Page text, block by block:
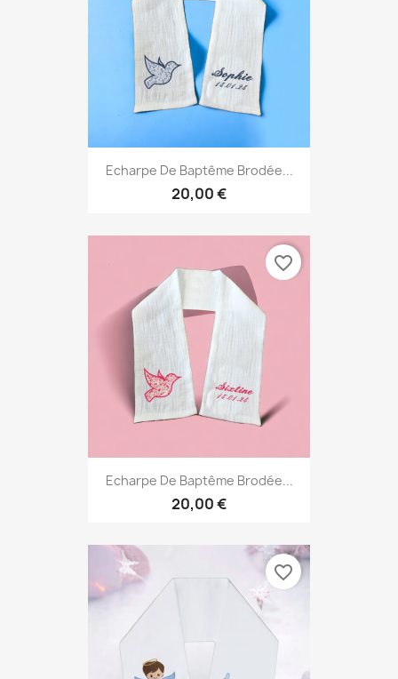
Echarpe De Baptême Brodée...
20,00 €
Echarpe De Baptême Brodée...
20,00 €
favorite_border
favorite_border